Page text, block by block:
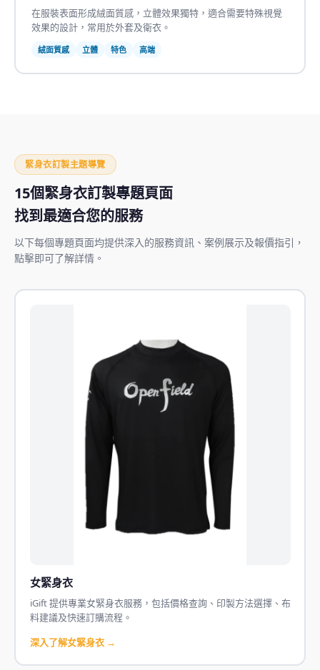
在服裝表面形成絨面質感，立體效果獨特，適合需要特殊視覺
效果的設計，常用於外套及衛衣。
絨面質感 立體 特色 高端
緊身衣訂製主題導覽
15個緊身衣訂製專題頁面
找到最適合您的服務
以下每個專題頁面均提供深入的服務資訊、案例展示及報價指引，
點擊即可了解詳情。
女緊身衣
iGift 提供專業女緊身衣服務，包括價格查詢、印製方法選擇、布
料建議及快速訂購流程。
深入了解女緊身衣 →